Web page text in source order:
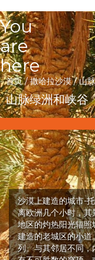
You
are
here
首页 / 撒哈拉沙漠 / 山
山脉绿洲和峡谷
沙漠上建造的城市-
离欧洲几个小时，
地区的灼热阳光辐
建造的老城区的小
列。与其邻居不同